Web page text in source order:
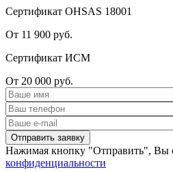
Сертификат OHSAS 18001
От 11 900 руб.
Сертификат ИСМ
От 20 000 руб.
Нажимая кнопку "Отправить", Вы
конфиденциальности